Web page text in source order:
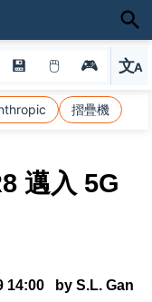
💾 🖱 🎮 文A
選
摺疊機
邁入 5G
14:00 by S.L. Gan